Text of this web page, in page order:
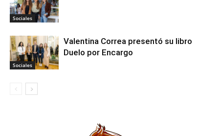
Sociales
Sociales
Valentina Correa presentó su libro
Duelo por Encargo